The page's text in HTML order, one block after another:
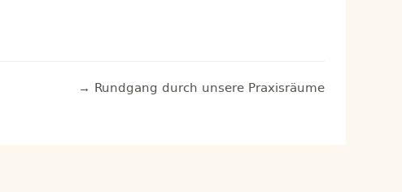
→ Rundgang durch unsere Praxisräume